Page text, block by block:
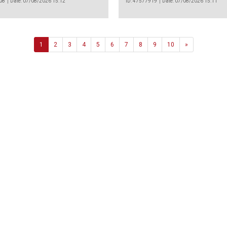
1 2 3 4 5 6 7 8 9 10 »Next